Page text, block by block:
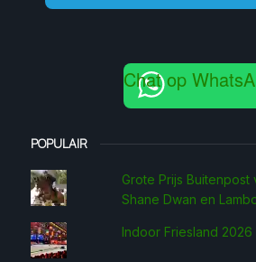
Chat op
POPULAIR
Grote Prijs
Shane Dwan en
Indoor Friesland 2026